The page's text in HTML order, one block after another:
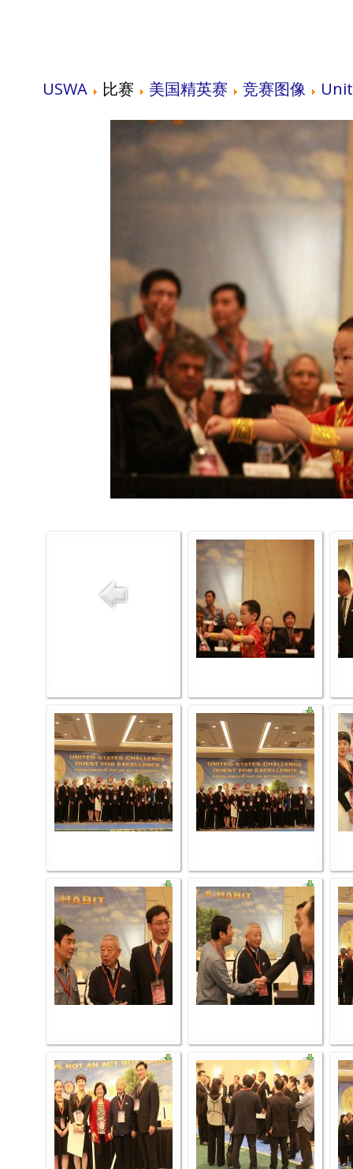
USWA 比赛 美国精英赛 竞赛图像